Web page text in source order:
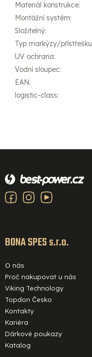
Materiál konstrukce:
Montážní systém:
Složitelný:
Typ markýzy/přístřešku
UV ochrana:
Vodní sloupec:
EAN:
logistic-class:
á
a
BONA SPES s.r.o.
O nás
Proč nakupovat u nás
Viking Technology
Topdon Česko
Kontakty
Kariéra
Dárkové poukazy
Katalog